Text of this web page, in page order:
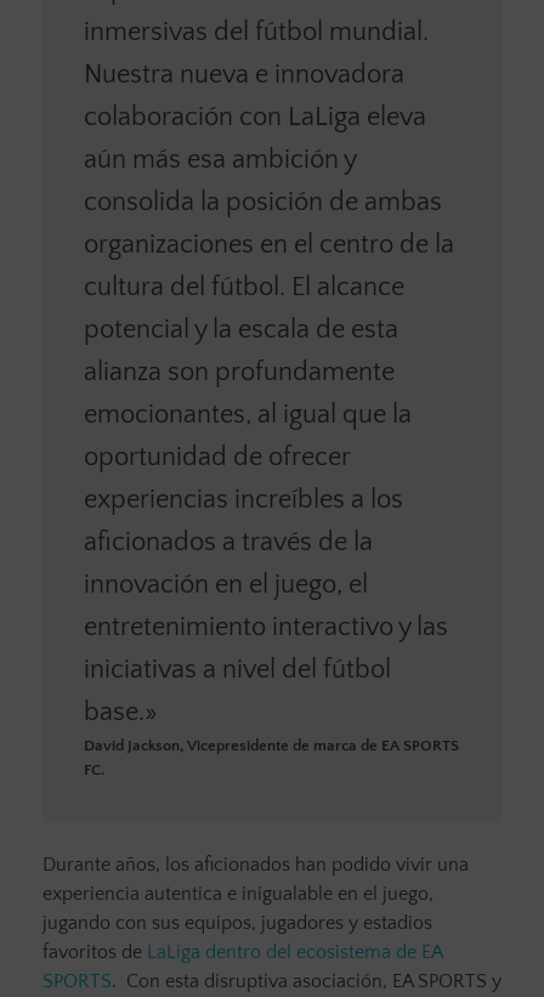
inmersivas del fútbol mundial.
Nuestra nueva e innovadora
colaboración con LaLiga eleva
aún más esa ambición y
consolida la posición de ambas
organizaciones en el centro de la
cultura del fútbol. El alcance
potencial y la escala de esta
alianza son profundamente
emocionantes, al igual que la
oportunidad de ofrecer
experiencias increíbles a los
aficionados a través de la
innovación en el juego, el
entretenimiento interactivo y las
iniciativas a nivel del fútbol
base.»
David Jackson, Vicepresidente de marca de EA SPORTS
FC.
Durante años, los aficionados han podido vivir una
experiencia autentica e inigualable en el juego,
jugando con sus equipos, jugadores y estadios
favoritos de LaLiga dentro del ecosistema de EA
SPORTS. Con esta disruptiva asociación, EA SPORTS y